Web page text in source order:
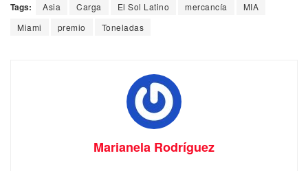
Tags: Asia Carga El Sol Latino mercancía
MIA
Miami
premio Toneladas
Marianela Rodríguez